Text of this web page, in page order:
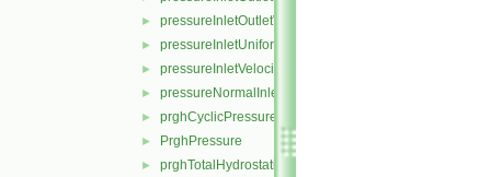
► pressureInletOutletVelocity
► pressureInletUniformVelocity
► pressureInletVelocity
► pressureNormalInletOutletVelocity
► prghCyclicPressure
► PrghPressure
► prghTotalHydrostaticPressure